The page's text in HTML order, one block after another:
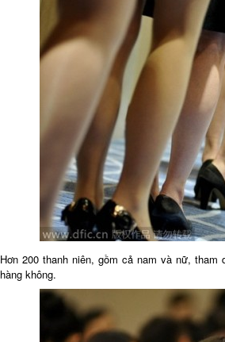
Hơn 200 thanh niên, gồm cả nam và nữ, tham
hàng không.